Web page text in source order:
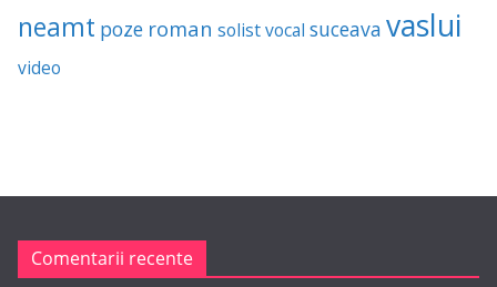
neamt poze roman solist vocal suceava vaslui
video
Comentarii recente